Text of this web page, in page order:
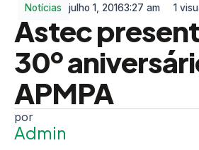
Notícias julho 1, 20163:27 am 1
Astec
30º
APMPA
Admin